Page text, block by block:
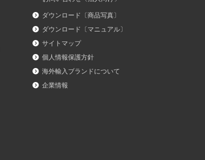
ダウンロード〔商品写真〕
ダウンロード〔マニュアル〕
サイトマップ
個人情報保護方針
海外輸入ブランドについて
企業情報